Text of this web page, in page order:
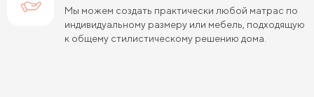
Кровати 180х190 см Кровати 200х190 см
Мы можем создать практически любой матрас по
индивидуальному размеру или мебель, подходящую
к общему стилистическому решению дома.